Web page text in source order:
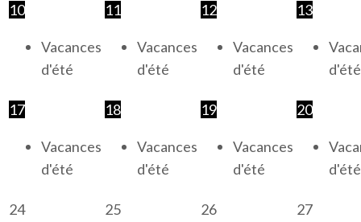
10
Vacances
d'été
11
Vacances
d'été
12
Vacances
d'été
13
d'été
17
Vacances
d'été
18
Vacances
d'été
19
Vacances
d'été
20
d'été
24 25 26 27